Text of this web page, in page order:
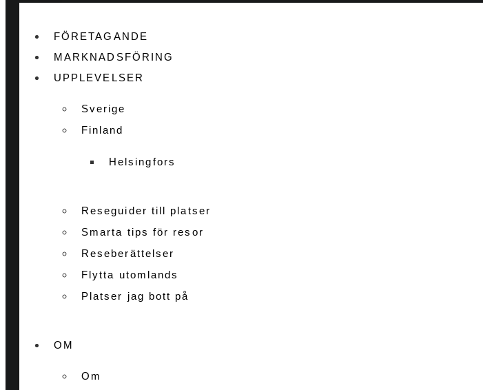
FÖRETAGANDE
MARKNADSFÖRING
UPPLEVELSER
Sverige
Finland
Helsingfors
Reseguider till platser
Smarta tips för resor
Reseberättelser
Flytta utomlands
Platser jag bott på
OM
Om